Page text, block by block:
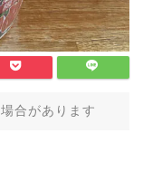
合があります